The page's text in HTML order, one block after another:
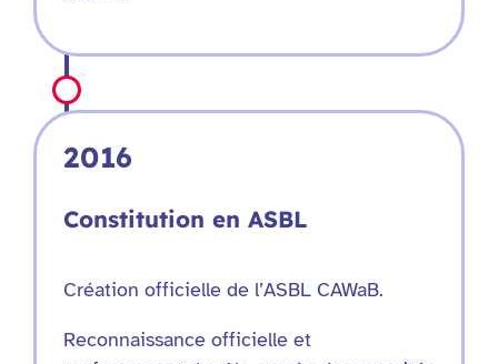
2016
Constitution en ASBL
Création officielle de l’ASBL CAWaB.
Reconnaissance officielle et